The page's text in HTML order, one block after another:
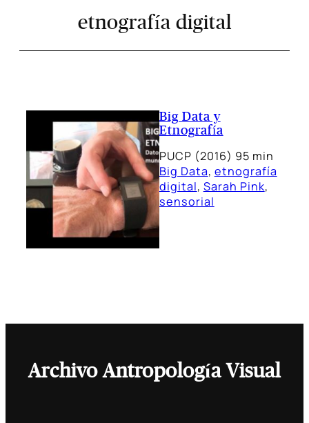
etnografía digital
Big Data y
Etnografía
PUCP (2016) 95 min
Big Data, etnografía
digital, Sarah Pink
sensorial
Archivo Antropología Visual